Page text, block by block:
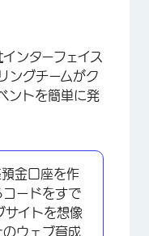
×
インターフェイス
ングチームがク
ントを簡単に発
金口座を作
コードをすで
サイトを想像
のウェブ育成